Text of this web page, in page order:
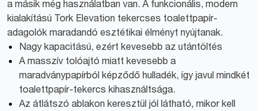
a másik még használatban van. A funkcionális, modern
kialakítású Tork Elevation tekercses toalettpapír-
adagolók maradandó esztétikai élményt nyújtanak.
Nagy kapacitású, ezért kevesebb az utántöltés
A masszív tolóajtó miatt kevesebb a
maradványpapírból képződő hulladék, így javul mindkét
toalettpapír-tekercs kihasználtsága.
Az átlátszó ablakon keresztül jól látható, mikor kell